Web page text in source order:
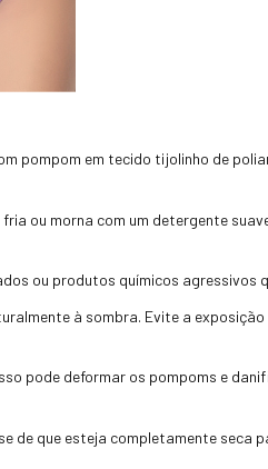
pompom em tecido tijolinho de
ou morna com um detergente
ou produtos químicos
à sombra. Evite a
pode deformar os pompoms e
de que esteja completamente seca